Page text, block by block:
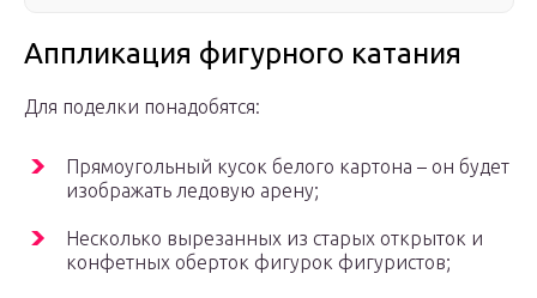
Аппликация фигурного катания
Для поделки понадобятся:
Прямоугольный кусок белого картона – он будет
изображать ледовую арену;
Несколько вырезанных из старых открыток и
конфетных оберток фигурок фигуристов;